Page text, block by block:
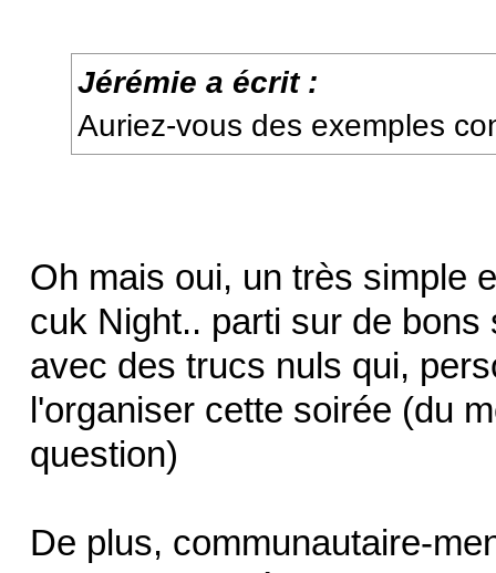
Jérémie a écrit :
Auriez-vous des exemples
Oh mais oui, un très simple
cuk Night.. parti sur de
avec des trucs nuls qui,
l'organiser cette soirée (du
question)
De plus, communautaire-